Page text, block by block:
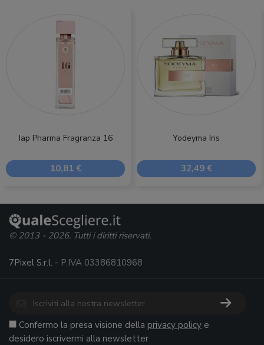
Iap Pharma Fragranza 16
10,81 €
Yodeyma Iris
32,49 €
© 2013 - 2026. Tutti i diritti riservati.
7Pixel S.r.l. - P.IVA 03386810968
Confermo la presa visione della privacy policy e
desidero iscrivermi alla newsletter